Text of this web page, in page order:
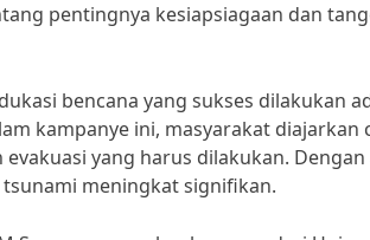
pentingnya kesiapsiagaan dan
bencana yang sukses dilakukan
kampanye ini, masyarakat
yang harus dilakukan.
meningkat signifikan.